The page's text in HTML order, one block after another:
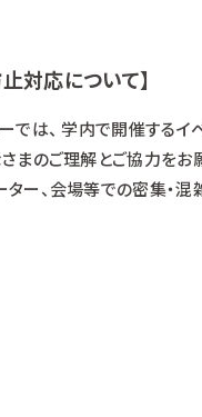
対応について】
では、 学内で開催する
まのご理解とご協力をお
ー、会場等での密集・混
着用をお願いします(マス